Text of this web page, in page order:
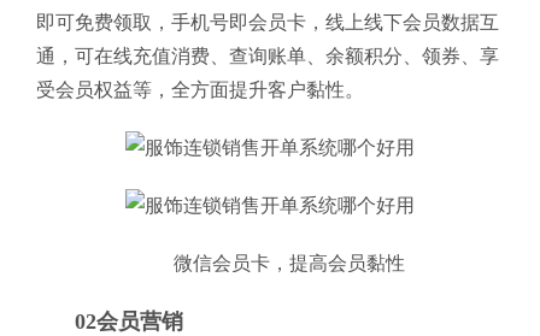
即可免费领取，手机号即会员卡，线上线下会员数据互
通，可在线充值消费、查询账单、余额积分、领券、享
受会员权益等，全方面提升客户黏性。
微信会员卡，提高会员黏性
02会员营销